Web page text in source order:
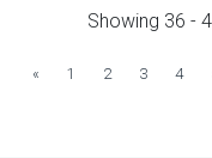
Showing 36 -
« Previous
1 2 3 4